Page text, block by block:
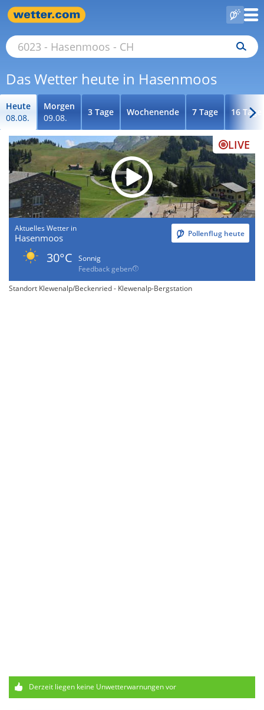
Das Wetter heute in Hasenmoos
Heute
08.08.
Morgen
09.08.
3 Tage Wochenende 7 Tage 16 Tage
LIVE
Aktuelles Wetter in
Hasenmoos Pollenflug heute
30°C
Sonnig
Feedback geben
Standort Klewenalp/Beckenried - Klewenalp-Bergstation
Derzeit liegen keine Unwetterwarnungen vor